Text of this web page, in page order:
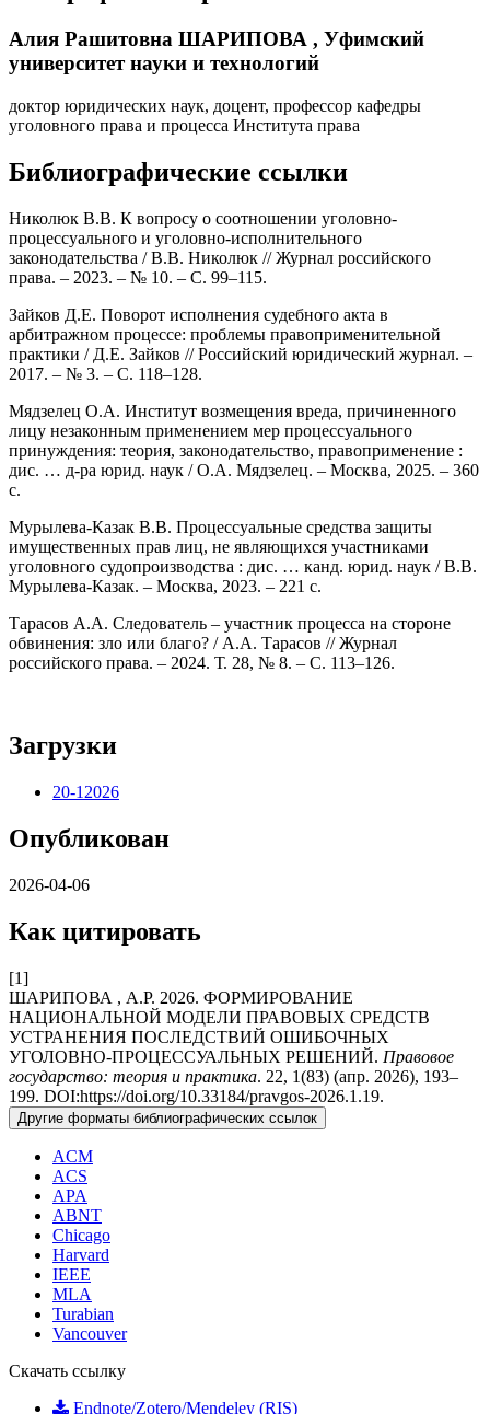
Алия Рашитовна ШАРИПОВА , Уфимский
университет науки и технологий
доктор юридических наук, доцент, профессор кафедры
уголовного права и процесса Института права
Библиографические ссылки
Николюк В.В. К вопросу о соотношении уголовно-
процессуального и уголовно-исполнительного
законодательства / В.В. Николюк // Журнал российского
права. – 2023. – № 10. – С. 99–115.
Зайков Д.Е. Поворот исполнения судебного акта в
арбитражном процессе: проблемы правоприменительной
практики / Д.Е. Зайков // Российский юридический журнал. –
2017. – № 3. – С. 118–128.
Мядзелец О.А. Институт возмещения вреда, причиненного
лицу незаконным применением мер процессуального
принуждения: теория, законодательство, правоприменение :
дис. … д-ра юрид. наук / О.А. Мядзелец. – Москва, 2025. – 360
с.
Мурылева-Казак В.В. Процессуальные средства защиты
имущественных прав лиц, не являющихся участниками
уголовного судопроизводства : дис. … канд. юрид. наук / В.В.
Мурылева-Казак. – Москва, 2023. – 221 с.
Тарасов А.А. Следователь – участник процесса на стороне
обвинения: зло или благо? / А.А. Тарасов // Журнал
российского права. – 2024. Т. 28, № 8. – С. 113–126.
Загрузки
20-12026
Опубликован
2026-04-06
Как цитировать
[1]
ШАРИПОВА , А.Р. 2026. ФОРМИРОВАНИЕ
НАЦИОНАЛЬНОЙ МОДЕЛИ ПРАВОВЫХ СРЕДСТВ
УСТРАНЕНИЯ ПОСЛЕДСТВИЙ ОШИБОЧНЫХ
УГОЛОВНО-ПРОЦЕССУАЛЬНЫХ РЕШЕНИЙ. Правовое
государство: теория и практика. 22, 1(83) (апр. 2026), 193–
199. DOI:https://doi.org/10.33184/pravgos-2026.1.19.
Другие форматы библиографических ссылок
ACM
ACS
APA
ABNT
Chicago
Harvard
IEEE
MLA
Turabian
Vancouver
Скачать ссылку
Endnote/Zotero/Mendeley (RIS)